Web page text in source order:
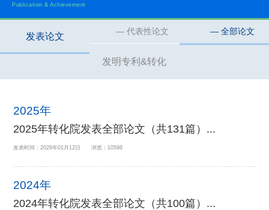
Publication & Achievement
发表论文 — 代表性论文 — 全部论文
发明专利&转化
2025年
2025年转化院发表全部论文（共131篇）...
发表时间：2026年01月12日 浏览：10598
2024年
2024年转化院发表全部论文（共100篇）...